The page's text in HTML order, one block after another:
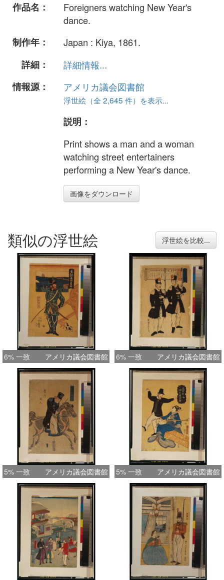
作品名：
Foreigners watching New Year's
dance.
制作年：
Japan : Kiya, 1861.
詳細：
詳細情報...
情報源：
アメリカ議会図書館
浮世絵（全 2,645 件）を表示...
説明：
Print shows a man and a woman
watching street entertainers
performing a New Year's dance.
画像をダウンロード
類似の浮世絵 浮世絵を比較...
6% 一致 アメリカ議会図書館 6% 一致 アメリカ議会図書館
5% 一致 アメリカ議会図書館 5% 一致 アメリカ議会図書館